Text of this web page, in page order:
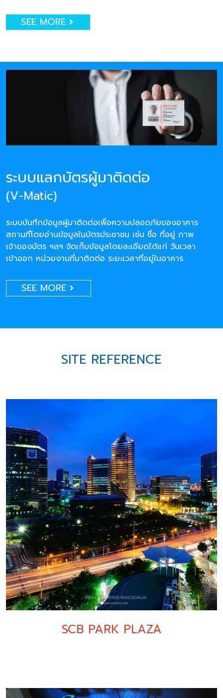
SEE MORE
ระบบแลกบัตรผู้มาติดต่อ
(V-Matic)
ระบบบันทึกข้อมูลผู้มาติดต่อเพื่อความปลอดภัยของอาคาร
สถานที่โดยอ่านข้อมูลในบัตรประชาชน เช่น ชื่อ ที่อยู่ ภาพ
เจ้าของบัตร ฯลฯ จัดเก็บข้อมูลโดยละเอียดได้แก่ วันเวลา
เข้าออก หน่วยงานที่มาติดต่อ ระยะเวลาที่อยู่ในอาคาร
SEE MORE
SITE REFERENCE
SCB PARK PLAZA